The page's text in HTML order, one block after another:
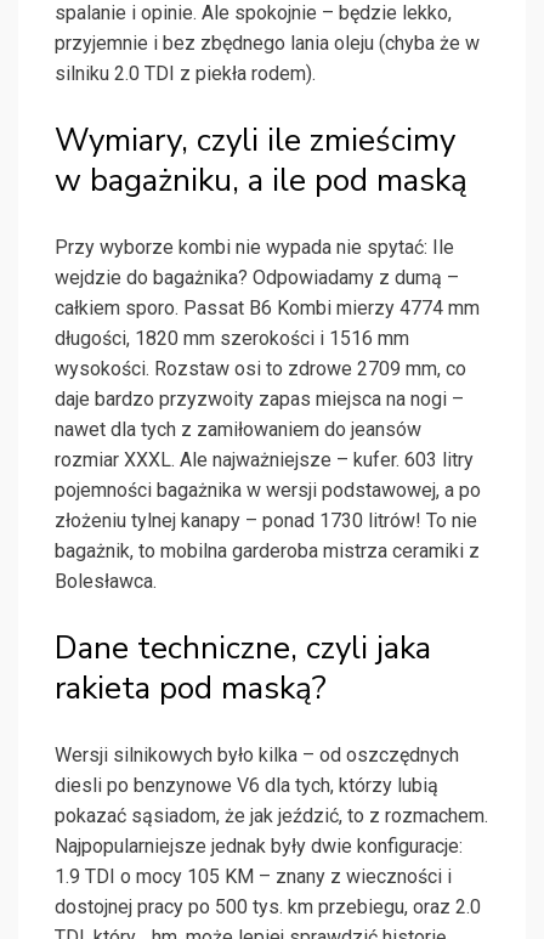
spalanie i opinie. Ale spokojnie – będzie lekko,
przyjemnie i bez zbędnego lania oleju (chyba że w
silniku 2.0 TDI z piekła rodem).
Wymiary, czyli ile zmieścimy
w bagażniku, a ile pod maską
Przy wyborze kombi nie wypada nie spytać: Ile
wejdzie do bagażnika? Odpowiadamy z dumą –
całkiem sporo. Passat B6 Kombi mierzy 4774 mm
długości, 1820 mm szerokości i 1516 mm
wysokości. Rozstaw osi to zdrowe 2709 mm, co
daje bardzo przyzwoity zapas miejsca na nogi –
nawet dla tych z zamiłowaniem do jeansów
rozmiar XXXL. Ale najważniejsze – kufer. 603 litry
pojemności bagażnika w wersji podstawowej, a po
złożeniu tylnej kanapy – ponad 1730 litrów! To nie
bagażnik, to mobilna garderoba mistrza ceramiki z
Bolesławca.
Dane techniczne, czyli jaka
rakieta pod maską?
Wersji silnikowych było kilka – od oszczędnych
diesli po benzynowe V6 dla tych, którzy lubią
pokazać sąsiadom, że jak jeździć, to z rozmachem.
Najpopularniejsze jednak były dwie konfiguracje:
1.9 TDI o mocy 105 KM – znany z wieczności i
dostojnej pracy po 500 tys. km przebiegu, oraz 2.0